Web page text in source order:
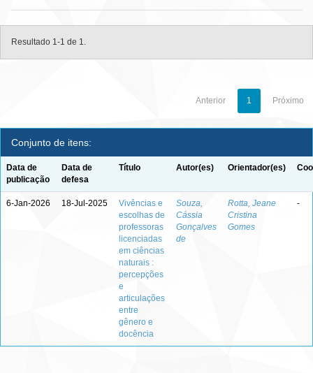
Resultado 1-1 de 1.
Anterior 1 Próximo
Conjunto de itens:
Data de
publicação
Data de
defesa
Título Autor(es) Orientador(es)
6-Jan-2026 18-Jul-2025
Vivências e
escolhas de
professoras
licenciadas
em ciências
naturais :
percepções
e
articulações
entre
gênero e
docência
Souza,
Cássia
Gonçalves
de
Rotta, Jeane
Cristina
Gomes
-